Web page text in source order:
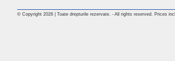
© Copyright 2026 | Toate drepturile rezervate. - All rights reserved. Prices